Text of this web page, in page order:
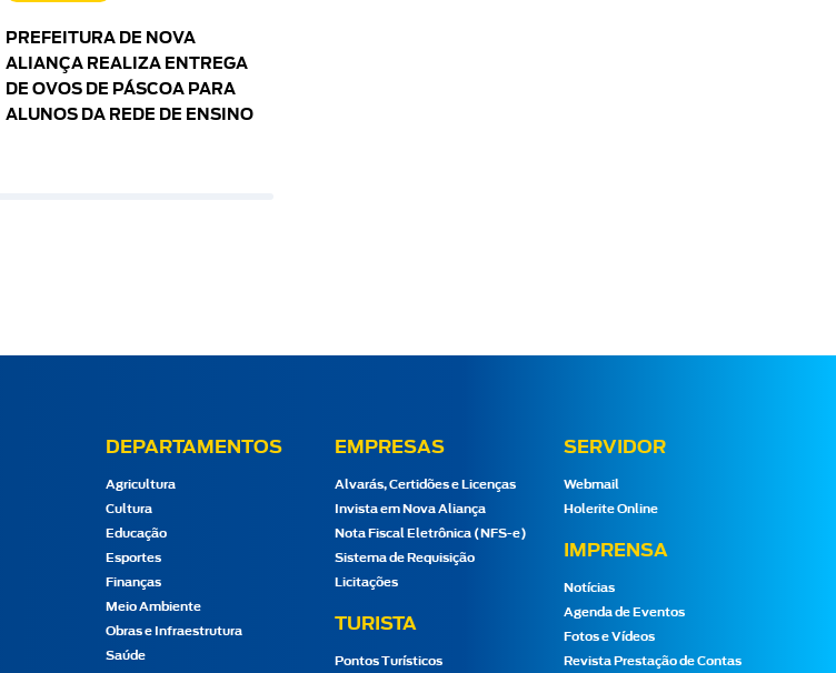
PREFEITURA DE NOVA
ALIANÇA REALIZA ENTREGA
DE OVOS DE PÁSCOA PARA
ALUNOS DA REDE DE ENSINO
DEPARTAMENTOS
Agricultura
Cultura
Educação
Esportes
Finanças
Meio Ambiente
Obras e Infraestrutura
Saúde
EMPRESAS
Alvarás, Certidões e Licenças
Invista em Nova Aliança
Nota Fiscal Eletrônica (NFS-e)
Sistema de Requisição
Licitações
TURISTA
Pontos Turísticos
SERVIDOR
Webmail
Holerite Online
IMPRENSA
Notícias
Agenda de Eventos
Fotos e Vídeos
Revista Prestação de Contas